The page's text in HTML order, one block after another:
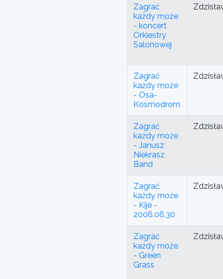
Zagrać
każdy może
- koncert
Orkiestry
Salonowej
Zagrać
każdy może
- Osa-
Kosmodrom
Zagrać
każdy może
- Janusz
Niekrasz
Band
Zagrać
każdy może
- Kije -
2006.06.30
Zagrać
każdy może
- Green
Grass